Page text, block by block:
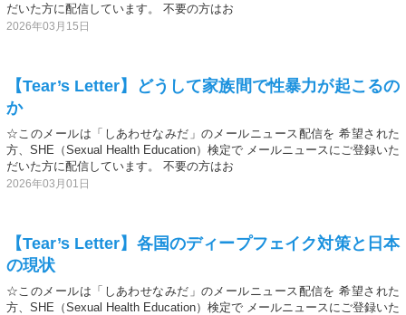
だいた方に配信しています。 不要の方はお
2026年03月15日
【Tear’s Letter】どうして家族間で性暴力が起こるの
か
☆このメールは「しあわせなみだ」のメールニュース配信を 希望された
方、SHE（Sexual Health Education）検定で メールニュースにご登録いた
だいた方に配信しています。 不要の方はお
2026年03月01日
【Tear’s Letter】各国のディープフェイク対策と日本
の現状
☆このメールは「しあわせなみだ」のメールニュース配信を 希望された
方、SHE（Sexual Health Education）検定で メールニュースにご登録いた